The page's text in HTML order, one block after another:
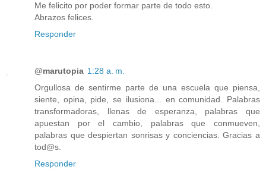
Me felicito por poder formar parte de todo esto.
Abrazos felices.
Responder
@marutopia 1:28 a. m.
Orgullosa de sentirme parte de una escuela que piensa,
siente, opina, pide, se ilusiona... en comunidad. Palabras
transformadoras, llenas de esperanza, palabras que
apuestan por el cambio, palabras que conmueven,
palabras que despiertan sonrisas y conciencias. Gracias a
tod@s.
Responder